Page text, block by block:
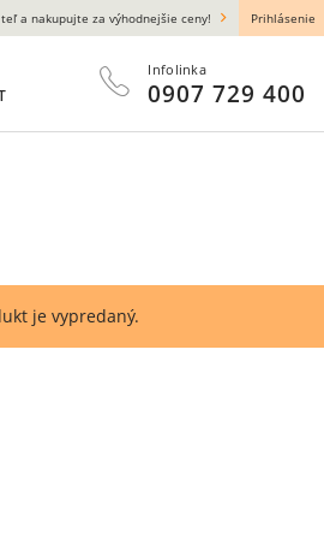
je vypredaný.
a nakupujte za výhodnejšie ceny! Prihlásenie
Infolinka
0907 729 400